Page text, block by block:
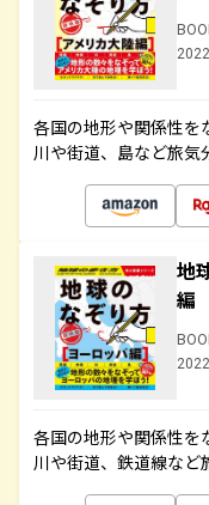
各国の地形や関係性を
川や街道、島など旅気
地
編
各国の地形や関係性を
川や街道、鉄道線など